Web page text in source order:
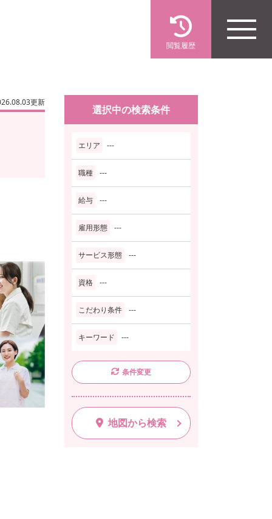
閲覧履歴
選択中の検索条件
エリア ---
職種 ---
給与 ---
雇用形態 ---
サービス形態 ---
資格 ---
こだわり条件 ---
キーワード ---
条件変更
地図から検索
更新